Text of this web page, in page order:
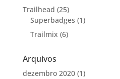
Trailhead (25)
Superbadges (1)
Trailmix (6)
Arquivos
dezembro 2020(1)